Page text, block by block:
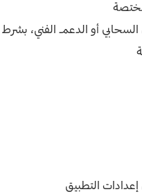
أو الدعم الفني، بشرط
التطبيق